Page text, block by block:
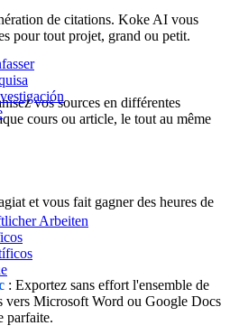
Arbeiten
de citations. Koke AI vous
pour tout projet, grand ou petit.
vos sources en différentes
cours ou article, le tout au même
et vous fait gagner des heures de
: Exportez sans effort l'ensemble de
vers Microsoft Word ou Google Docs
parfaite.